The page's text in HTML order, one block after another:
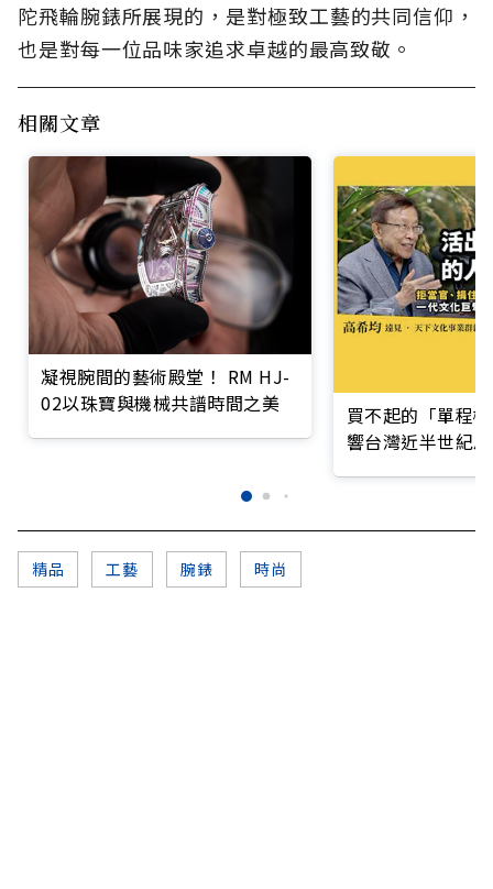
陀飛輪腕錶所展現的，是對極致工藝的共同信仰，
也是對每一位品味家追求卓越的最高致敬。
相關文章
凝視腕間的藝術殿堂！ RM HJ-
02以珠寶與機械共譜時間之美
買不起的「單程
響台灣近半世紀
精品 工藝 腕錶 時尚